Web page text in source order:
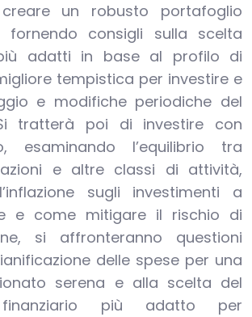
un robusto portafoglio
fornendo consigli sulla scelta
adatti in base al profilo di
tempistica per investire e
e modifiche periodiche del
tratterà poi di investire con
esaminando l’equilibrio tra
e altre classi di attività,
sugli investimenti a
e come mitigare il rischio di
si affronteranno questioni
delle spese per una
serena e alla scelta del
finanziario più adatto per